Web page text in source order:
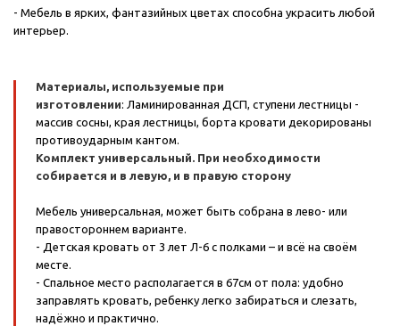
- Мебель в ярких, фантазийных цветах способна украсить любой
интерьер.
Материалы, используемые при
изготовлении: Ламинированная ДСП, ступени лестницы -
массив сосны, края лестницы, борта кровати декорированы
противоударным кантом.
Комплект универсальный. При необходимости
собирается и в левую, и в правую сторону
Мебель универсальная, может быть собрана в лево- или
правостороннем варианте.
- Детская кровать от 3 лет Л-6 с полками – и всё на своём
месте.
- Спальное место располагается в 67см от пола: удобно
заправлять кровать, ребенку легко забираться и слезать,
надёжно и практично.